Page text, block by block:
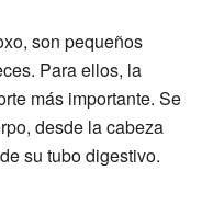
son pequeños
Para ellos, la
más importante. Se
desde la cabeza
su tubo digestivo.